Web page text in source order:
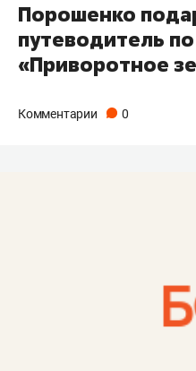
Порошенко
путеводитель
«Приворотное
Комментарии 0